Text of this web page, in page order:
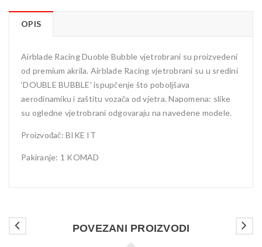
OPIS
Airblade Racing Duoble Bubble vjetrobrani su proizvedeni
od premium akrila. Airblade Racing vjetrobrani su u sredini
‘DOUBLE BUBBLE’ ispupčenje što poboljšava
aerodinamiku i zaštitu vozača od vjetra. Napomena: slike
su ogledne vjetrobrani odgovaraju na navedene modele.
Proizvođač: BIKE IT
Pakiranje: 1 KOMAD
POVEZANI PROIZVODI